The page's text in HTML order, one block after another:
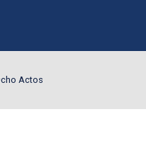
Actos